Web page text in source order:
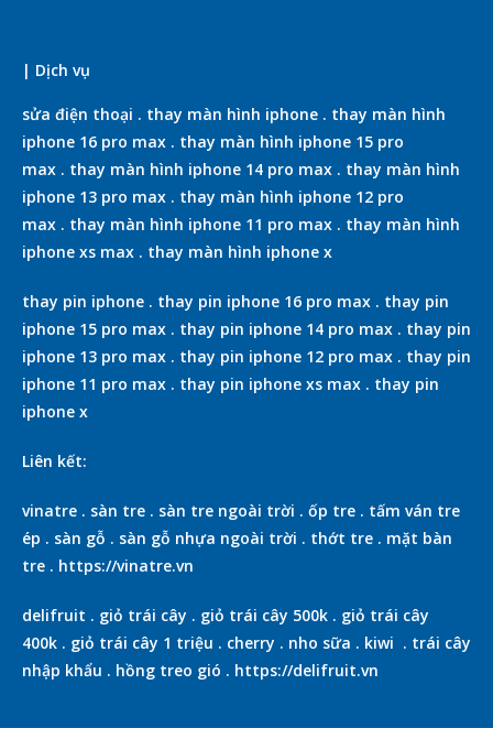
| Dịch vụ
sửa điện thoại . thay màn hình iphone . thay màn hình
iphone 16 pro max . thay màn hình iphone 15 pro
max . thay màn hình iphone 14 pro max . thay màn hình
iphone 13 pro max . thay màn hình iphone 12 pro
max . thay màn hình iphone 11 pro max . thay màn hình
iphone xs max . thay màn hình iphone x
thay pin iphone . thay pin iphone 16 pro max . thay pin
iphone 15 pro max . thay pin iphone 14 pro max . thay pin
iphone 13 pro max . thay pin iphone 12 pro max . thay pin
iphone 11 pro max . thay pin iphone xs max . thay pin
iphone x
Liên kết:
vinatre . sàn tre . sàn tre ngoài trời . ốp tre . tấm ván tre
ép . sàn gỗ . sàn gỗ nhựa ngoài trời . thớt tre . mặt bàn
tre . https://vinatre.vn
delifruit . giỏ trái cây . giỏ trái cây 500k . giỏ trái cây
400k . giỏ trái cây 1 triệu . cherry . nho sữa . kiwi . trái cây
nhập khẩu . hồng treo gió . https://delifruit.vn